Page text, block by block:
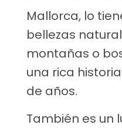
Mallorca, lo
bellezas
montañas o
una rica
de años.
También es un